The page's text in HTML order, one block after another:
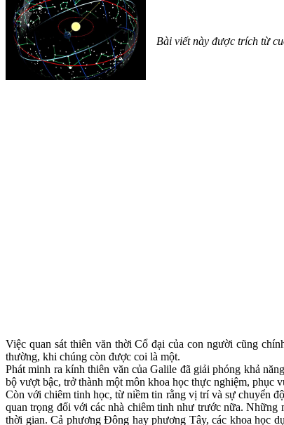
Bài viết này được trích từ
Việc quan sát thiên văn thời Cổ đại của con người cũng
thường, khi chúng còn được coi là một.
Phát minh ra kính thiên văn của Galile đã giải phóng khả
bộ vượt bậc, trở thành một môn khoa học thực nghiệm, phục
Còn với chiêm tinh học, từ niềm tin rằng vị trí và sự chuyển
quan trọng đối với các nhà chiêm tinh như trước nữa.
thời gian. Cả phương Đông hay phương Tây, các khoa học